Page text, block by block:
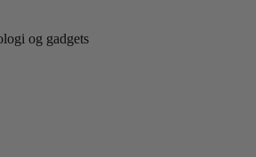
og gadgets